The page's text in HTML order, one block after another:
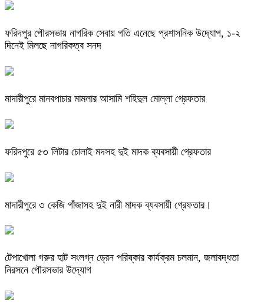
ফরিদপুর পৌরসভায় নাগরিক সেবায় গতি এনেছে প্রশাসনিক উদ্যোগ, ১-২
দিনেই মিলছে নাগরিকত্ব সনদ
মাদারীপুরে মানবপাচার মামলার আসামি শহিদুল মোল্লা গ্রেফতার
ফরিদপুরে ৫৩ লিটার চোলাই মদসহ দুই মাদক ব্যবসায়ী গ্রেফতার
মাদারীপুরে ৩ কেজি গাঁজাসহ দুই নারী মাদক ব্যবসায়ী গ্রেফতার।
টেপাখোলা গরুর হাট সংলগ্ন ড্রেন পরিষ্কার কার্যক্রম চলমান, জলাবদ্ধতা
নিরসনে পৌরসভার উদ্যোগ